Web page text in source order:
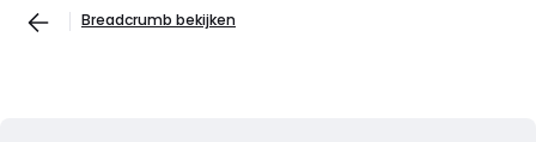
Breadcrumb bekijken